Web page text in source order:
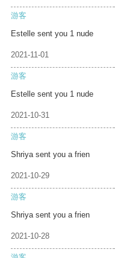
游客
Estelle sent you 1 nude
2021-11-01
游客
Estelle sent you 1 nude
2021-10-31
游客
Shriya sent you a frien
2021-10-29
游客
Shriya sent you a frien
2021-10-28